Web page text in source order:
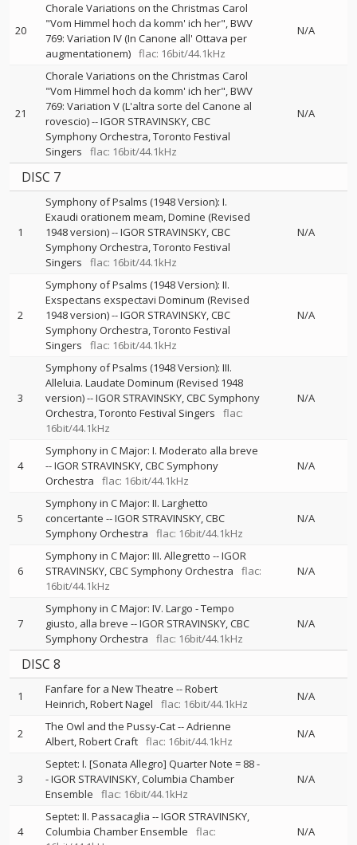
20
Chorale Variations on the Christmas Carol
"Vom Himmel hoch da komm' ich her", BWV
769: Variation IV (In Canone all' Ottava per
augmentationem) flac: 16bit/44.1kHz
N/A
21
Chorale Variations on the Christmas Carol
"Vom Himmel hoch da komm' ich her", BWV
769: Variation V (L'altra sorte del Canone al
rovescio)--IGOR STRAVINSKY CBC
Symphony Orchestra Toronto Festival
Singers
flac: 16bit/44.1kHz
N/A
DISC 7
1
Symphony of Psalms (1948 Version): I.
Exaudi orationem meam, Domine (Revised
1948 version)--IGOR STRAVINSKY CBC
Symphony Orchestra Toronto Festival
Singers
flac: 16bit/44.1kHz
N/A
2
Symphony of Psalms (1948 Version): II.
Exspectans exspectavi Dominum (Revised
1948 version)--IGOR STRAVINSKY CBC
Symphony Orchestra Toronto Festival
Singers
flac: 16bit/44.1kHz
N/A
3
Symphony of Psalms (1948 Version): III.
Alleluia. Laudate Dominum (Revised 1948
version)--IGOR STRAVINSKY CBC Symphony
Orchestra Toronto Festival Singers
flac:
16bit/44.1kHz
N/A
4
Symphony in C Major: I. Moderato alla breve
--IGOR STRAVINSKY CBC Symphony
Orchestra
flac: 16bit/44.1kHz
N/A
5
Symphony in C Major: II. Larghetto
concertante --IGOR STRAVINSKY CBC
Symphony Orchestra
flac: 16bit/44.1kHz
N/A
6
Symphony in C Major: III. Allegretto --IGOR
STRAVINSKY CBC Symphony Orchestra
flac:
16bit/44.1kHz
N/A
7
Symphony in C Major: IV. Largo - Tempo
giusto, alla breve --IGOR STRAVINSKY CBC
Symphony Orchestra
flac: 16bit/44.1kHz
N/A
DISC 8
1 Fanfare for a New Theatre --Robert
Heinrich Robert Nagel flac: 16bit/44.1kHz
N/A
2 The Owl and the Pussy-Cat--Adrienne
Albert Robert Craft flac: 16bit/44.1kHz
N/A
3
Septet: I. [Sonata Allegro] Quarter Note = 88-
-IGOR STRAVINSKY Columbia Chamber
Ensemble
flac: 16bit/44.1kHz
N/A
4
Septet: II. Passacaglia --IGOR STRAVINSKY
Columbia Chamber Ensemble
flac:
N/A